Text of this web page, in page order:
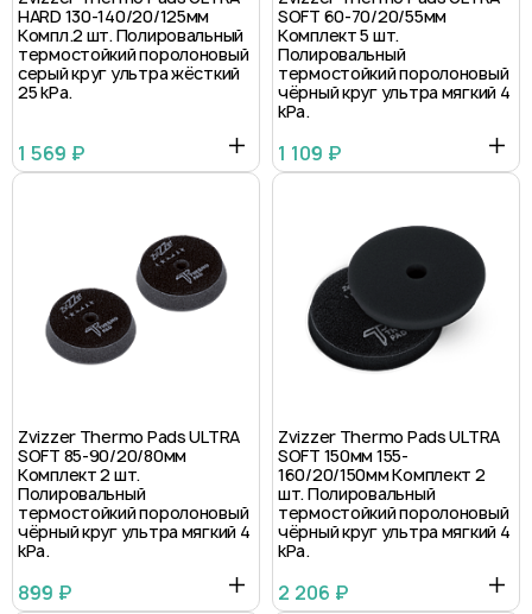
HARD 130-140/20/125мм
Компл.2 шт. Полировальный
термостойкий поролоновый
серый круг ультра жёсткий
25 kPa.
1 569 ₽
SOFT 60-70/20/55мм
Комплект 5 шт.
Полировальный
термостойкий поролоновый
чёрный круг ультра мягкий 4
kPa.
1 109 ₽
Zvizzer Thermo Pads ULTRA
SOFT 85-90/20/80мм
Комплект 2 шт.
Полировальный
термостойкий поролоновый
чёрный круг ультра мягкий 4
kPa.
899 ₽
Zvizzer Thermo Pads ULTRA
SOFT 150мм 155-
160/20/150мм Комплект 2
шт. Полировальный
термостойкий поролоновый
чёрный круг ультра мягкий 4
kPa.
2 206 ₽